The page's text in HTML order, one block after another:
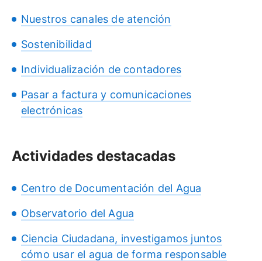
Nuestros canales de atención
Sostenibilidad
Individualización de contadores
Pasar a factura y comunicaciones
electrónicas
Actividades destacadas
Centro de Documentación del Agua
Observatorio del Agua
Ciencia Ciudadana, investigamos juntos
cómo usar el agua de forma responsable